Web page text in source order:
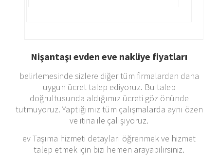
Nişantaşı evden eve nakliye fiyatları
belirlemesinde sizlere diğer tüm firmalardan daha
uygun ücret talep ediyoruz. Bu talep
doğrultusunda aldığımız ücreti göz önünde
tutmuyoruz. Yaptığımız tüm çalışmalarda aynı özen
ve itina ile çalışıyoruz.
ev Taşıma hizmeti detayları öğrenmek ve hizmet
talep etmek için bizi hemen arayabilirsiniz.